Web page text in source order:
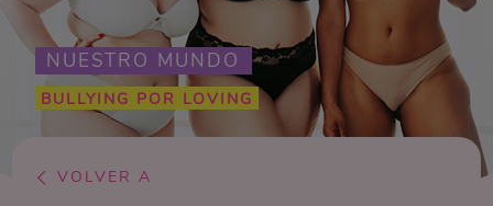
NUESTRO MUNDO
BULLYING POR LOVING
VOLVER A